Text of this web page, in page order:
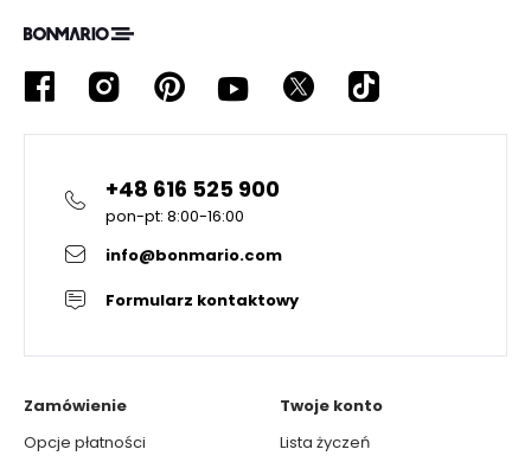
+48 616 525 900
pon-pt: 8:00-16:00
info@bonmario.com
Formularz kontaktowy
Zamówienie
Opcje płatności
Twoje konto
Lista życzeń